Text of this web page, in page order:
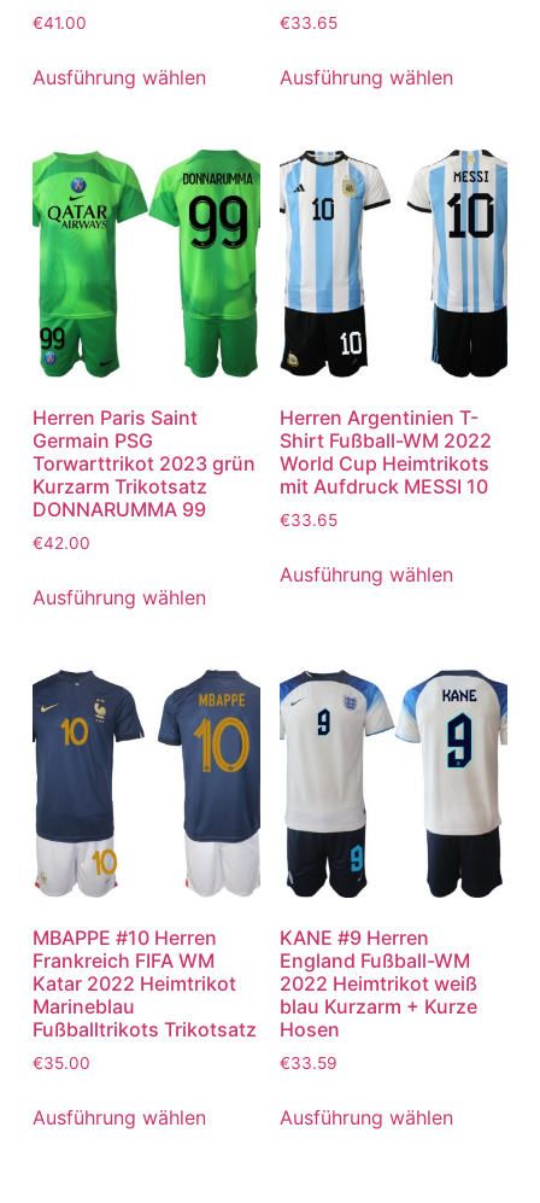
€41.00
Ausführung wählen
€33.65
Ausführung wählen
Herren Paris Saint
Germain PSG
Torwarttrikot 2023 grün
Kurzarm Trikotsatz
DONNARUMMA 99
€42.00
Ausführung wählen
Herren Argentinien T-
Shirt Fußball-WM 2022
World Cup Heimtrikots
mit Aufdruck MESSI 10
€33.65
Ausführung wählen
MBAPPE #10 Herren
Frankreich FIFA WM
Katar 2022 Heimtrikot
Marineblau
Fußballtrikots Trikotsatz
€35.00
Ausführung wählen
KANE #9 Herren
England Fußball-WM
2022 Heimtrikot weiß
blau Kurzarm + Kurze
Hosen
€33.59
Ausführung wählen